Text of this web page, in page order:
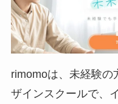
rimomoは、未経験の
ザインスクールで、